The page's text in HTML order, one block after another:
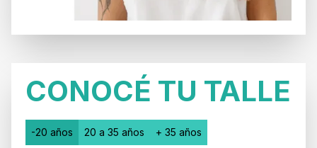
CONOCÉ TU TALLE
-20 años 20 a 35 años + 35 años